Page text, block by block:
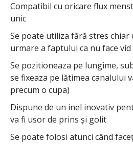
Compatibil cu oricare flux
unic
Se poate utiliza fără stres chiar
urmare a faptului ca nu face vid
Se pozitioneaza pe lungime,
se fixeaza pe lătimea canalului
precum o cupa)
Dispune de un inel inovativ
va fi usor de prins și golit
Se poate folosi atunci când